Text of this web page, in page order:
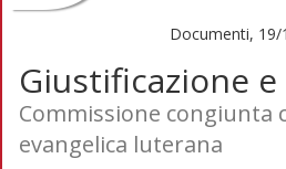
Documenti, 19/
Giustificazione e
Commissione congiunta
evangelica luterana